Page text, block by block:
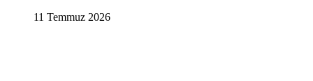
11 Temmuz 2026